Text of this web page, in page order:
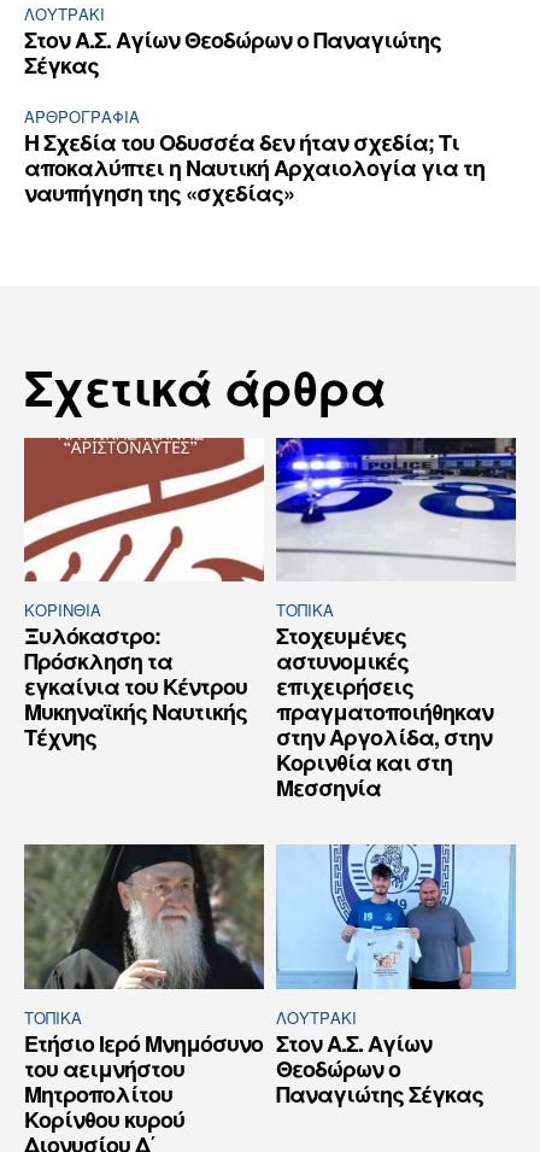
ΛΟΥΤΡΆΚΙ
Στον Α.Σ. Αγίων Θεοδώρων ο Παναγιώτης
Σέγκας
ΑΡΘPΟΓΡΑΦΙΑ
Η Σχεδία του Οδυσσέα δεν ήταν σχεδία; Τι
αποκαλύπτει η Ναυτική Αρχαιολογία για τη
ναυπήγηση της «σχεδίας»
Σχετικά άρθρα
ΚΟΡΙΝΘΊΑ
Ξυλόκαστρο:
Πρόσκληση τα
εγκαίνια του Κέντρου
Μυκηναϊκής Ναυτικής
Τέχνης
ΤΟΠΙΚΑ
Στοχευμένες
αστυνομικές
επιχειρήσεις
πραγματοποιήθηκαν
στην Αργολίδα, στην
Κορινθία και στη
Μεσσηνία
ΤΟΠΙΚΑ
Ετήσιο Ιερό Μνημόσυνο
του αειμνήστου
Μητροπολίτου
Κορίνθου κυρού
Διονυσίου Δ΄
ΛΟΥΤΡΆΚΙ
Στον Α.Σ. Αγίων
Θεοδώρων ο
Παναγιώτης Σέγκας